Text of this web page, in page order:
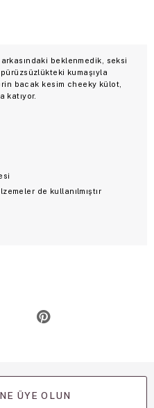
beklenmedik, seksi
kumaşıyla
bacak kesim cheeky külot,
katıyor.
de kullanılmıştır
ÜYE OLUN